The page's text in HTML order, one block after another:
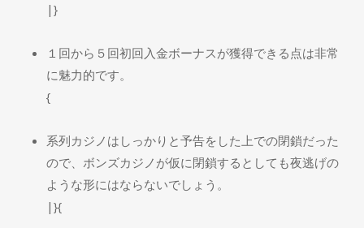
|}
１回から５回初回入金ボーナスが獲得できる点は非常
に魅力的です。
{
系列カジノはしっかりと予告をした上での閉鎖だった
ので、ボンズカジノが仮に閉鎖するとしても夜逃げの
ような形にはならないでしょう。
|}{